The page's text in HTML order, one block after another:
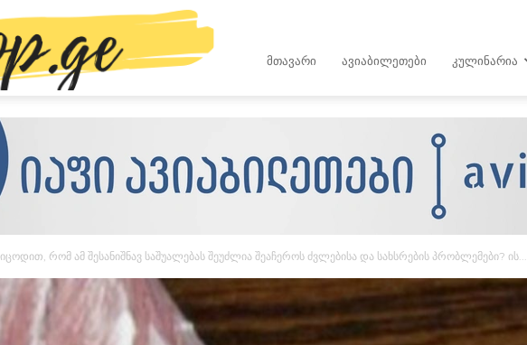
kop.ge
ᲛᲗᲐᲕᲐᲠᲘ ᲐᲕᲘᲐᲑᲘᲚᲔᲗᲔᲑᲘ ᲙᲣᲚᲘᲜᲐᲠᲘᲐ
იცოდით, რომ ამ შესანიშნავ საშუალებას შეუძლია შეაჩეროს ძვლებისა და სახსრების პრობლემები? ის...